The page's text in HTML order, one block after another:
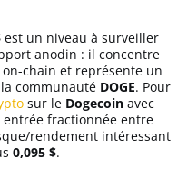
est un niveau à surveiller
anodin : il concentre
chain et représente un
communauté DOGE. Pour
sur le Dogecoin avec
fractionnée entre
rendement intéressant
0,095 $.